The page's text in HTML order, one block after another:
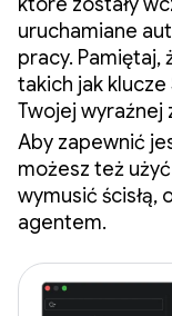
uruchamiane
pracy.
takich jak klucze
Twojej wyraźnej
Aby zapewnić
możesz też
wymusić ścisłą,
agentem.